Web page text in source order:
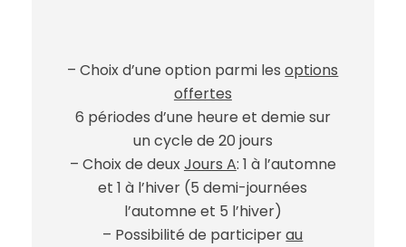
– Choix d’une option parmi lesoptions
offertes
6 périodes d’une heure et demie sur
un cycle de 20 jours
– Choix de deuxJours A: 1 à l’automne
et 1 à l’hiver (5 demi-journées
l’automne et 5 l’hiver)
– Possibilité de participerau